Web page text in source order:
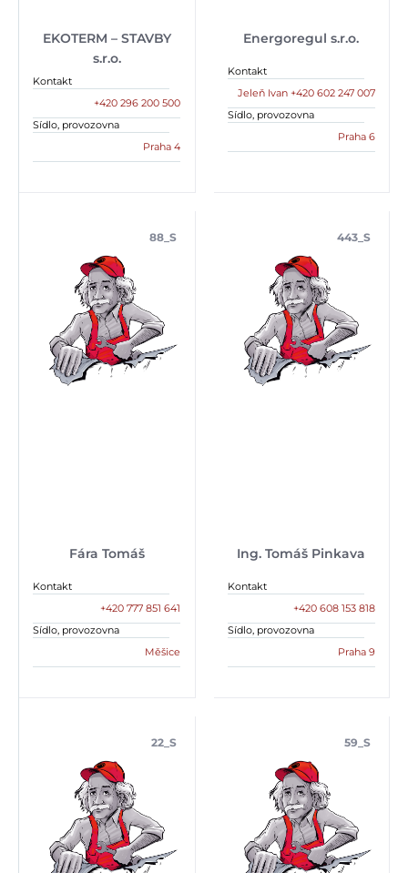
EKOTERM – STAVBY
s.r.o.
Kontakt
+420 296 200 500
Sídlo, provozovna
Praha 4
Energoregul s.r.o.
Kontakt
Jeleň Ivan +420 602 247 007
Sídlo, provozovna
Praha 6
Fára Tomáš
88_S
Kontakt
+420 777 851 641
Sídlo, provozovna
Měšice
Ing. Tomáš Pinkava
443_S
Kontakt
+420 608 153 818
Sídlo, provozovna
Praha 9
22_S 59_S